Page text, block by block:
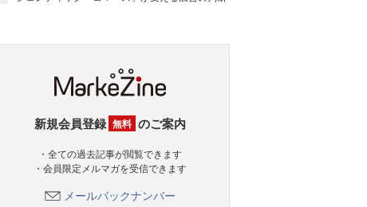
新規会員登録 無料 のご案内
・全ての過去記事が閲覧できます
・会員限定メルマガを受信できます
メールバックナンバー